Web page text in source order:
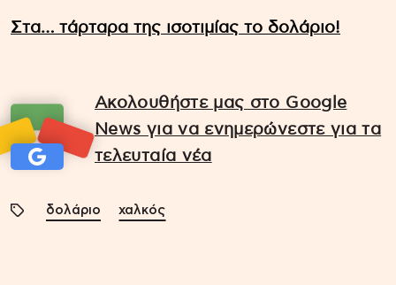
Στα… τάρταρα της ισοτιμίας το δολάριο!
Ακολουθήστε μας στο Google
News για να ενημερώνεστε για τα
τελευταία νέα
δολάριο χαλκός